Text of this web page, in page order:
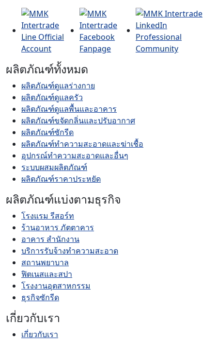
ผลิตภัณฑ์ทั้งหมด
ผลิตภัณฑ์ดูแลร่างกาย
ผลิตภัณฑ์ดูแลครัว
ผลิตภัณฑ์ดูแลพื้นและอาคาร
ผลิตภัณฑ์ขจัดกลิ่นและปรับอากาศ
ผลิตภัณฑ์ซักรีด
ผลิตภัณฑ์ทำความสะอาดและฆ่าเชื้อ
อุปกรณ์ทำความสะอาดและอื่นๆ
ระบบผสมผลิตภัณฑ์
ผลิตภัณฑ์ราคาประหยัด
ผลิตภัณฑ์แบ่งตามธุรกิจ
โรงแรม รีสอร์ท
ร้านอาหาร ภัตตาคาร
อาคาร สำนักงาน
บริการรับจ้างทำความสะอาด
สถานพยาบาล
ฟิตเนสและสปา
โรงงานอุตสาหกรรม
ธุรกิจซักรีด
เกี่ยวกับเรา
เกี่ยวกับเรา